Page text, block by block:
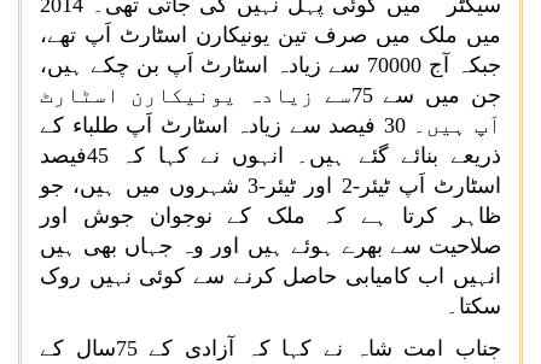
میں ملک میں صرف تین یونیکارن اسٹارٹ اَپ تھے،
جبکہ آج 70000 سے زیادہ اسٹارٹ اَپ بن چکے ہیں،
جن میں سے 75سے زیادہ یونیکارن اسٹارٹ
اَپ ہیں۔ 30 فیصد سے زیادہ اسٹارٹ اَپ طلباء کے
ذریعے بنائے گئے ہیں۔ انہوں نے کہا کہ 45فیصد
اسٹارٹ اَپ ٹیئر-2 اور ٹیئر-3 شہروں میں ہیں، جو
ظاہر کرتا ہے کہ ملک کے نوجوان جوش اور
صلاحیت سے بھرے ہوئے ہیں اور وہ جہاں بھی ہیں
انہیں اب کامیابی حاصل کرنے سے کوئی نہیں روک
سکتا۔
جناب امت شاہ نے کہا کہ آزادی کے 75سال کے